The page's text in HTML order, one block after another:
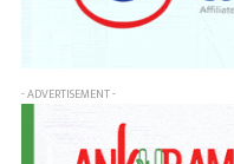
- ADVERTISEMENT -